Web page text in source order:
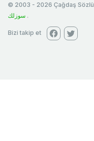
© 2003 - 2026 Çağdaş
سوزلك .
Bizi takip et